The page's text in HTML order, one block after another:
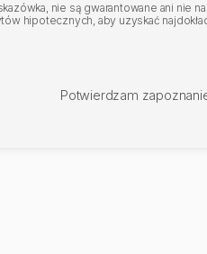
nie są gwarantowane ani
hipotecznych, aby uzyskać
Potwierdzam